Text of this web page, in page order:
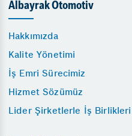
Albayrak Otomotiv
Hakkımızda
Kalite Yönetimi
İş Emri Sürecimiz
Hizmet Sözümüz
Lider Şirketlerle İş Birlikleri